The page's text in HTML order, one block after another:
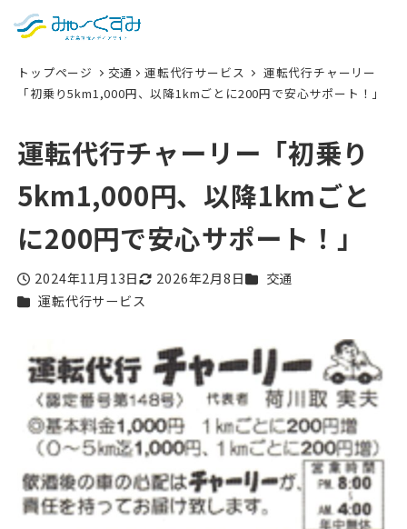
English
한국어
検索
トップページ 交通 運転代行サービス
運転代行チャーリー
「初乗り5km1,000円、以降1kmごとに200円で安心サポート！」
運転代行チャーリー「初乗り
5km1,000円、以降1kmごと
に200円で安心サポート！」
投稿日
2024年11月13日
更新日
2026年2月8日カテゴリー
交通
カテゴリー
運転代行サービス